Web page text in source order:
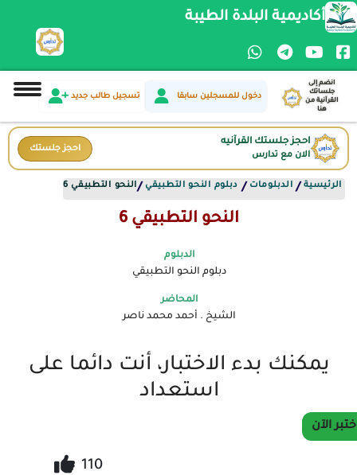
أكاديمية البلدة الطيبة
دخول للمسجلين سابقا تسجيل طالب جديد
انضم إلى
جلساتك
القرآنية من
هنا
احجز جلستك القرآنيه
الان مع تدارس
احجز جلستك
الرئيسية / الدبلومات / دبلوم النحو التطبيقي /النحو التطبيقي 6
النحو التطبيقي 6
الدبلوم
دبلوم النحو التطبيقي
المحاضر
الشيخ . أحمد محمد ناصر
يمكنك بدء الاختبار، أنت دائما على
استعداد
الآن
110